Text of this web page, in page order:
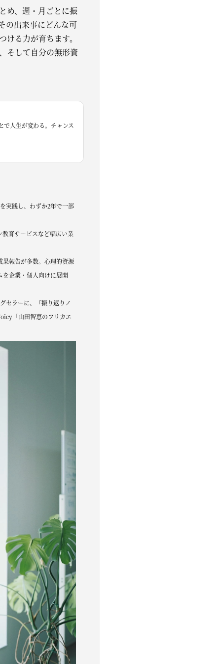
め、週・月ごとに振
の出来事にどんな可
る力が育ちます。
そして自分の無形資
で人生が変わる。チャンス
実践し、わずか2年で一部
育サービスなど幅広い業
果報告が多数。心理的資源
企業・個人向けに展開
セラーに、『振り返りノ
「山田智恵のフリカエ